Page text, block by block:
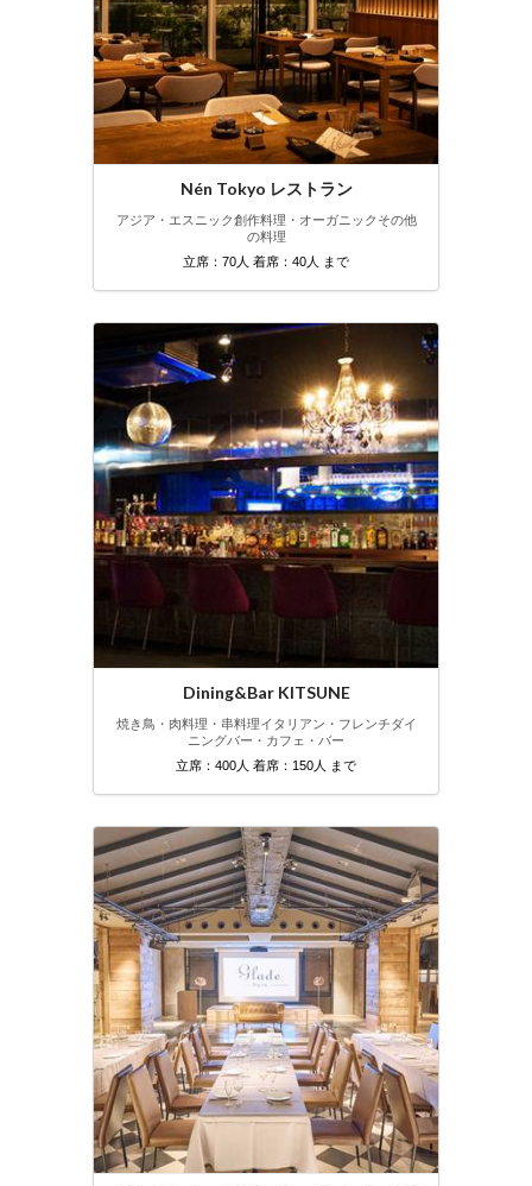
Nén Tokyo レストラン
アジア・エスニック創作料理・オーガニック その他
の料理
立席：70人 着席：40人 まで
Dining&Bar KITSUNE
焼き鳥・肉料理・串料理イタリアン・フレンチダイ
ニングバー・カフェ・バー
立席：400人 着席：150人 まで